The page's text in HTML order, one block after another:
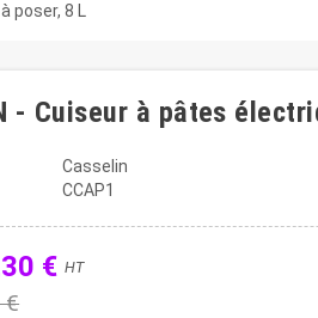
poser, 8 L
- Cuiseur à pâtes
Casselin
CCAP1
€ HT
€